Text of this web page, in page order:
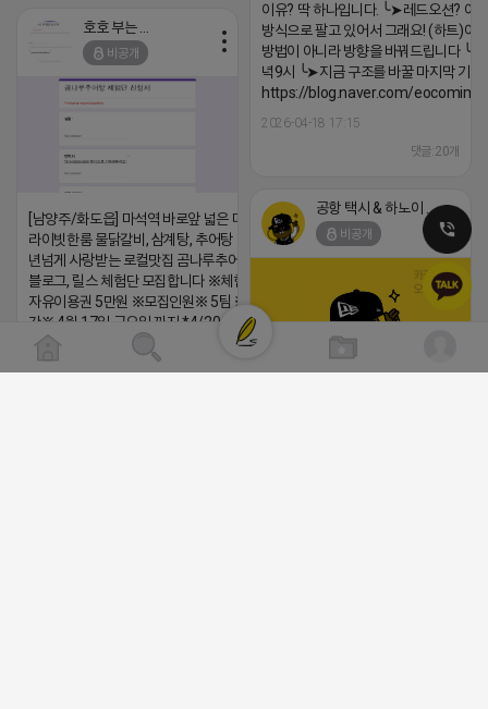
이유? 딱 하나입니다. ╰➤레드오션? 아
방식으로 팔고 있어서 그래요! (하트)이
방법이 아니라 방향을 바꿔드립니다
녁9시 ╰➤지금 구조를 바꿀 마지막 기회
https://blog.naver.com/eocomim/
2026-04-18 17:15
댓글:20개
비공개
[남양주/화도읍] 마석역 바로앞 넓은 매장과, 프
라이빗한룸 물닭갈비, 삼계탕, 추어탕 맛집 10
년넘게 사랑받는 로컬맛집 곰나루추어탕에서
블로그, 릴스 체험단 모집합니다 ※체험메뉴※
자유이용권 5만원 ※모집인원※ 5팀 ※모집기
간※ 4월 17일 금요일 까지 *4/20 ~ 4/26 사
이 방문 가능하신분만 신청해주세요* ※체험단
발표※ 4월 17일 금요일 ※체험가능요일※ 모
공항 택시 & 하노이 렌트카
비공개